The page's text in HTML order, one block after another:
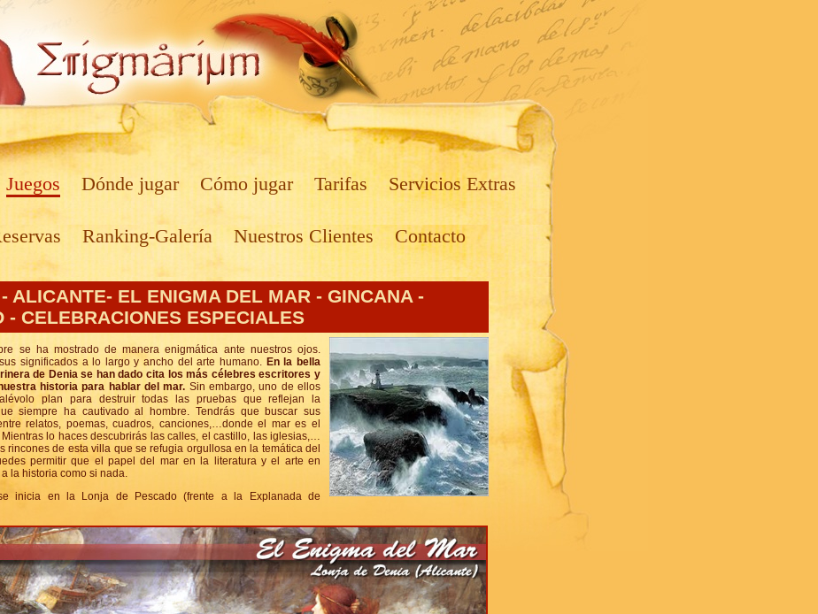
Juegos Dónde jugar Cómo jugar Tarifas Servicios Extras
Ranking-Galería Nuestros Clientes Contacto
ALICANTE- EL ENIGMA DEL MAR - GINCANA -
- CELEBRACIONES ESPECIALES
se ha mostrado de manera enigmática ante nuestros ojos.
significados a lo largo y ancho del arte humano. En la bella
de Denia se han dado cita los más célebres escritores y
historia para hablar del mar. Sin embargo, uno de ellos
plan para destruir todas las pruebas que reflejan la
siempre ha cautivado al hombre. Tendrás que buscar sus
relatos, poemas, cuadros, canciones,…donde el mar es el
lo haces descubrirás las calles, el castillo, las iglesias,…
rincones de esta villa que se refugia orgullosa en la temática del
permitir que el papel del mar en la literatura y el arte en
la historia como si nada.
inicia en la Lonja de Pescado (frente a la Explanada de